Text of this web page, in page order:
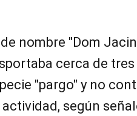
nombre "Dom
cerca de
"pargo" y no
según